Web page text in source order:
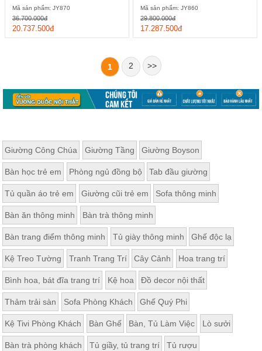
Mã sản phẩm: JY870
20.737.500đ
36.700.000đ
Mã sản phẩm: JY860
17.287.500đ
29.800.000đ
1 2 >>
Giường Công Chúa Giường Tầng Giường Boyson
Bàn học trẻ em Phòng ngủ đồng bộ Tab đầu giường
Tủ quần áo trẻ em Giường cũi trẻ em Sofa thông minh
Bàn ăn thông minh Bàn trà thông minh
Bàn trang điểm thông minh Tủ giày thông minh Ghế độc lạ
Kệ Treo Tường Tranh Trang Trí Cây Cảnh Hoa trang trí
Bình hoa, bát đĩa trang trí Kệ hoa Đồ decor nội thất
Thảm trải sàn Sofa Phòng Khách Ghế Quý Phi
Kệ Tivi Phòng Khách Bàn Ghế Bàn, Tủ Làm Việc Lò sưởi
Bàn trà phòng khách Tủ giầy, tủ trang trí Tủ rượu